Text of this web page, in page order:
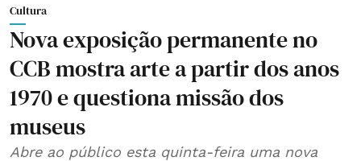
Cultura
Nova exposição permanente no
CCB mostra arte a partir dos anos
1970 e questiona missão dos
museus
Abre ao público esta quinta-feira uma nova